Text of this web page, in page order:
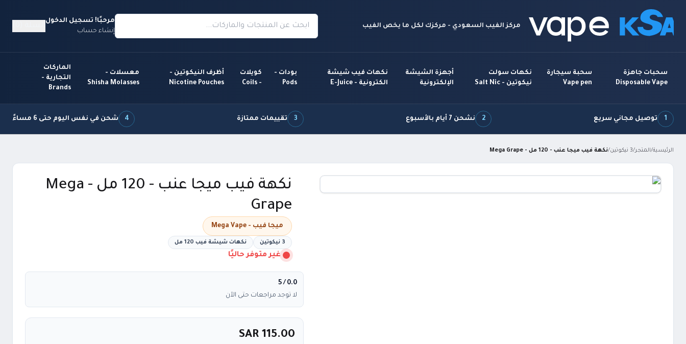
مركز الفيب السعودي - مركزك لكل ما يخص الفيب
مرحبًا! تسجيل الدخول
إنشاء حساب
سحبات جاهزة
Disposable Vape
سحبة سيجارة
Vape pen
نكهات سولت
نيكوتين - Salt Nic
أجهزة الشيشة
الإلكترونية
نكهات فيب شيشة
الكترونية - E-Juice
بودات -
Pods
كويلات
- Coils
أظرف النيكوتين -
Nicotine Pouches
معسلات -
Shisha Molasses
الماركات
التجارية -
Brands
1 توصيل مجاني سريع 2 نشحن 7 أيام بالأسبوع 3 تقييمات ممتازة 4 شحن في نفس اليوم حتى 6 مساءً
الرئيسية/المتجر/3 نيكوتين /نكهة فيب ميجا عنب - 120 مل - Mega Grape
نكهة فيب ميجا عنب - 120 مل - Mega
Grape
ميجا فيب - Mega Vape
3 نيكوتين نكهات شيشة فيب 120 مل
غير متوفر حاليًا
0.0
/ 5
لا توجد مراجعات حتى الآن
SAR 115.00